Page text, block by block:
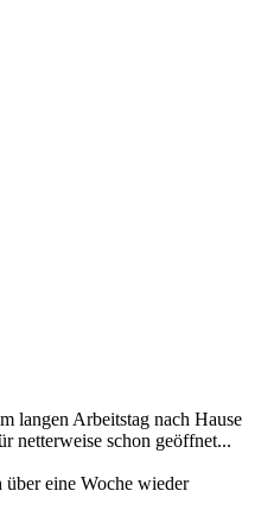
langen Arbeitstag nach Hause
netterweise schon geöffnet...
eine Woche wieder